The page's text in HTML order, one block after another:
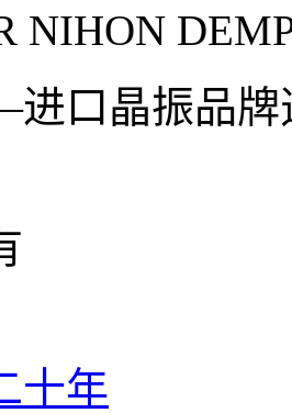
NIHON
口晶振品牌
十年